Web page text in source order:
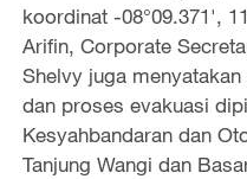
koordinat -08°09.371',
Arifin, Corporate
Shelvy juga
dan proses evakuasi
Kesyahbandaran dan
Tanjung Wangi dan